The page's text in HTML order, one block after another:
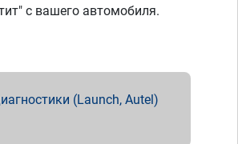
с вашего автомобиля.
(Launch, Autel)